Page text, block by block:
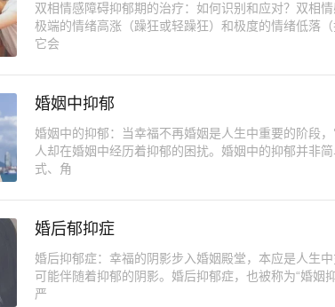
双相情感障碍抑郁期的治疗：如何识别和应对？双相
极端的情绪高涨（躁狂或轻躁狂）和极度的情绪低落
它会
婚姻中抑郁
婚姻中的抑郁：当幸福不再婚姻是人生中重要的阶段
人却在婚姻中经历着抑郁的困扰。婚姻中的抑郁并非
式、角
婚后郁抑症
婚后抑郁症：幸福的阴影步入婚姻殿堂，本应是人生
可能伴随着抑郁的阴影。婚后抑郁症，也被称为“婚姻
严